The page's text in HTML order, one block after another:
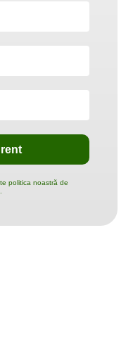
politica noastră de